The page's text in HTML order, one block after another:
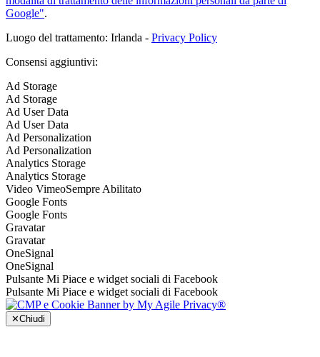
Google".
Luogo del trattamento: Irlanda - Privacy Policy
Consensi aggiuntivi:
Ad Storage
Ad Storage
Ad User Data
Ad User Data
Ad Personalization
Ad Personalization
Analytics Storage
Analytics Storage
Video VimeoSempre Abilitato
Google Fonts
Google Fonts
Gravatar
Gravatar
OneSignal
OneSignal
Pulsante Mi Piace e widget sociali di Facebook
Pulsante Mi Piace e widget sociali di Facebook
✕Chiudi